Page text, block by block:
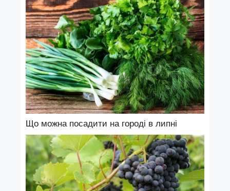
Що можна посадити на городі в липні